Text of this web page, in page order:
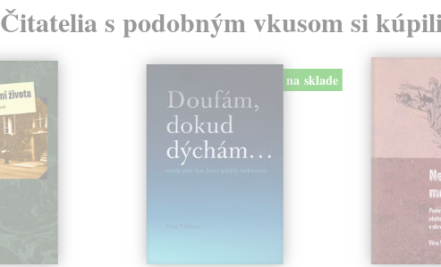
Čitatelia s podobným vkusom si
na sklade